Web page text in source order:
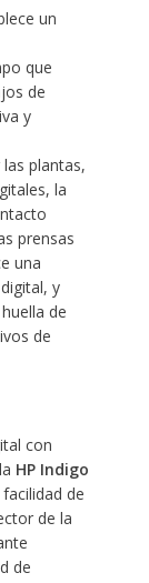
un
que
de
y
plantas,
la
prensas
una
y
de
de
con
HP Indigo
de
de la
de